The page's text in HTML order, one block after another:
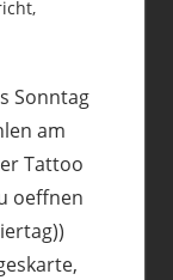
,
Sonntag
am
Tattoo
oeffnen